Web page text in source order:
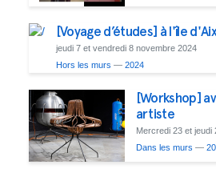
[Voyage d’études] à l'île d'Aix
jeudi 7 et vendredi 8 novembre 2024
Hors les murs — 2024
[Workshop]
artiste
Mercredi 23 et jeudi
Dans les murs —